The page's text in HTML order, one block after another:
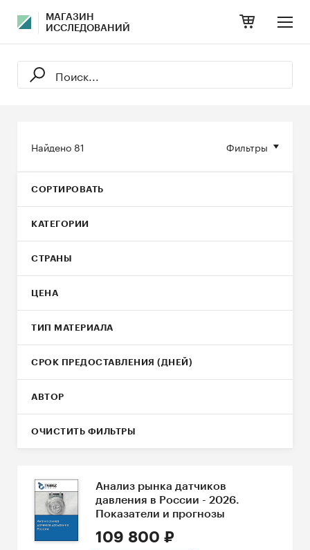
МАГАЗИН
ИССЛЕДОВАНИЙ
Фильтры
Найдено 81
СОРТИРОВАТЬ
КАТЕГОРИИ
СТРАНЫ
ЦЕНА
ТИП МАТЕРИАЛА
СРОК ПРЕДОСТАВЛЕНИЯ (ДНЕЙ)
АВТОР
ОЧИСТИТЬ ФИЛЬТРЫ
Анализ рынка датчиков
давления в России - 2026.
Показатели и прогнозы
109 800 ₽